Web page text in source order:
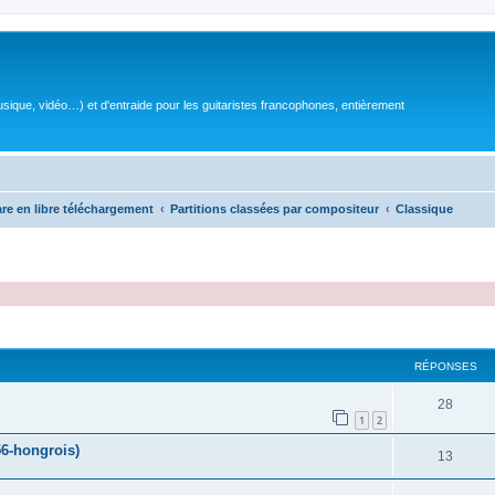
vidéo…) et d'entraide pour les guitaristes francophones, entièrement
en libre téléchargement Partitions classées par compositeur Classique
RÉPONSES
1 2
28
é
hongrois) 13
é